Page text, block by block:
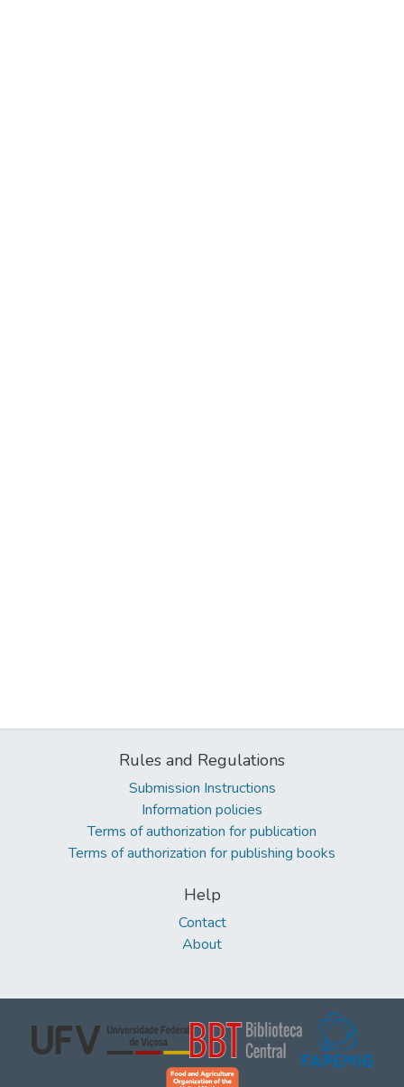
Rules and Regulations
Submission Instructions
Information policies
Terms of authorization for publication
Terms of authorization for publishing books
Help
Contact
About